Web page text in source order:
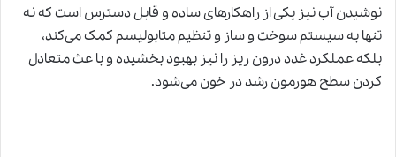
نوشیدن آب نیز یکی از راهکارهای ساده و قابل دسترس است که نه
تنها به سیستم سوخت و ساز و تنظیم متابولیسم کمک می‌کند،
بلکه عملکرد غدد درون ریز را نیز بهبود بخشیده و با عث متعادل
کردن سطح هورمون رشد در خون می‌شود.